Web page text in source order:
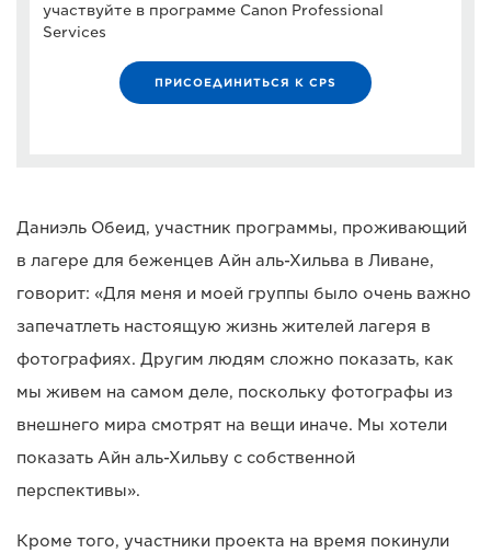
участвуйте в программе Canon Professional
Services
ПРИСОЕДИНИТЬСЯ К CPS
Даниэль Обеид, участник программы, проживающий
в лагере для беженцев Айн аль-Хильва в Ливане,
говорит: «Для меня и моей группы было очень важно
запечатлеть настоящую жизнь жителей лагеря в
фотографиях. Другим людям сложно показать, как
мы живем на самом деле, поскольку фотографы из
внешнего мира смотрят на вещи иначе. Мы хотели
показать Айн аль-Хильву с собственной
перспективы».
Кроме того, участники проекта на время покинули